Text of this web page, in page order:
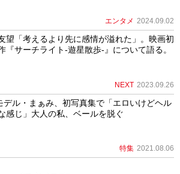
エンタメ 2024.09.02
望「考えるより先に感情が溢れた」。映画初
『サーチライト-遊星散歩-』について語る。
NEXT 2023.09.26
デル・まぁみ、初写真集で「エロいけどヘル
感じ」大人の私、ベールを脱ぐ
特集 2021.08.06